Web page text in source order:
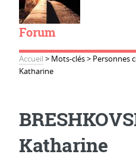
Forum
Accueil > Mots-clés> Personnes
Katharine
Katharine